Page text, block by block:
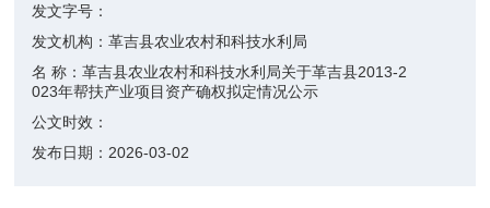
发文字号：
发文机构：革吉县农业农村和科技水利局
名 称：革吉县农业农村和科技水利局关于革吉县2013-2
023年帮扶产业项目资产确权拟定情况公示
公文时效：
发布日期： 2026-03-02